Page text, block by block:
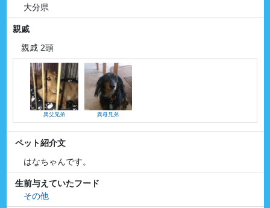
大分県
親戚
親戚 2頭
異父兄弟 異母兄弟
ペット紹介文
はなちゃんです。
生前与えていたフード
その他